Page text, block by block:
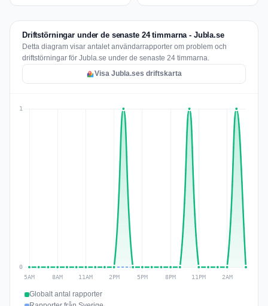
Driftstörningar under de senaste 24 timmarna - Jubla.se
Detta diagram visar antalet användarrapporter om problem och
driftstörningar för Jubla.se under de senaste 24 timmarna.
Visa Jubla.ses driftskarta
Globalt antal rapporter